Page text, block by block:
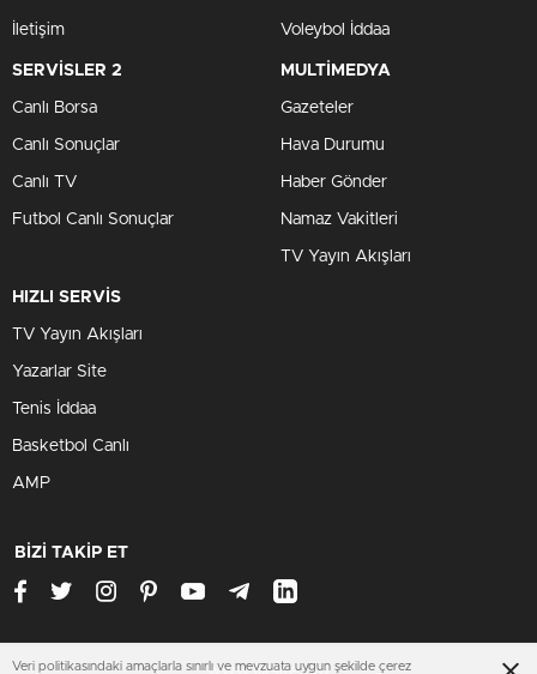
İletişim Voleybol İddaa
SERVİSLER 2
Canlı Borsa
Canlı Sonuçlar
Canlı TV
Futbol Canlı Sonuçlar
MULTİMEDYA
Gazeteler
Hava Durumu
Haber Gönder
Namaz Vakitleri
TV Yayın Akışları
HIZLI SERVİS
TV Yayın Akışları
Yazarlar Site
Tenis İddaa
Basketbol Canlı
AMP
BİZİ TAKİP ET
Veri politikasındaki amaçlarla sınırlı ve mevzuata uygun şekilde çerez